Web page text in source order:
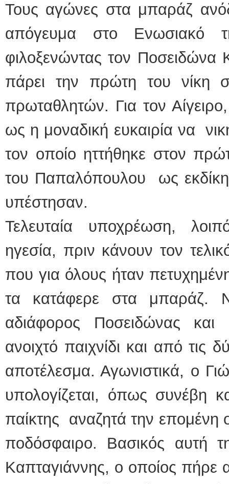
Τους αγώνες στα μπαράζ
απόγευμα στο Ενωσιακό
φιλοξενώντας τον
πάρει την πρώτη του νίκη
πρωταθλητών. Για τον
ως η μοναδική ευκαιρία να
τον οποίο ηττήθηκε στον
του Παπαλόπουλου ως
υπέστησαν.
Τελευταία υποχρέωση,
ηγεσία, πριν κάνουν τον
που για όλους ήταν
τα κατάφερε στα μπαράζ.
αδιάφορος Ποσειδώνας και
ανοιχτό παιχνίδι και από τις
αποτέλεσμα. Αγωνιστικά, ο
υπολογίζεται, όπως συνέβη
παίκτης αναζητά την επομένη
ποδόσφαιρο. Βασικός
Καπταγιάννης, ο οποίος